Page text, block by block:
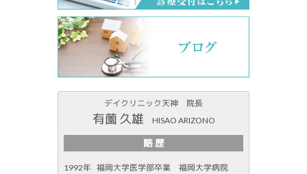
デイクリニック天神 院長
有薗 久雄 HISAO ARIZONO
略 歴
1992年 福岡大学医学部卒業 福岡大学病院